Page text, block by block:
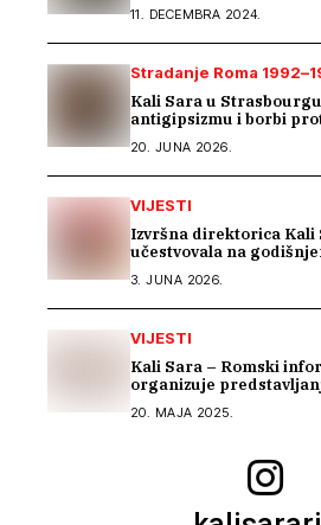
11. DECEMBRA 2024.
Stradanje Roma
Kali Sara u
antigipsizmu i borbi
20. JUNA 2026.
VIJESTI
Izvršna direktorica Kali
učestvovala na
3. JUNA 2026.
VIJESTI
Kali Sara – Romski
organizuje
OF ROMA IN THE
20. MAJA 2025.